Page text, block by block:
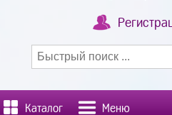
Каталог Меню